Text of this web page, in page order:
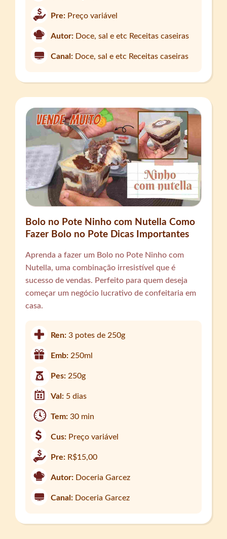
Pre: Preço variável
Autor: Doce, sal e etc Receitas caseiras
Canal: Doce, sal e etc Receitas caseiras
Bolo no Pote Ninho com Nutella Como
Fazer Bolo no Pote Dicas Importantes
Aprenda a fazer um Bolo no Pote Ninho com
Nutella, uma combinação irresistível que é
sucesso de vendas. Perfeito para quem deseja
começar um negócio lucrativo de confeitaria em
casa.
Ren:3 potes de 250g
Emb: 250ml
Pes: 250g
Val: 5 dias
Tem:30 min
Cus: Preço variável
Pre: R$15,00
Autor: Doceria Garcez
Canal: Doceria Garcez